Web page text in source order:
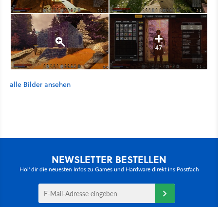
47
alle Bilder ansehen
NEWSLETTER BESTELLEN
Hol' dir die neuesten Infos zu Games und Hardware direkt ins Postfach